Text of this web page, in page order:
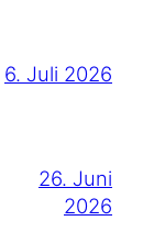
6. Juli 2026
26. Juni
2026